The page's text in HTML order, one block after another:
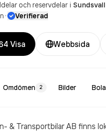
och reservdelar i Sundsvall
· Verifierad
Visa Webbsida
Omdömen 2 Bilder
& Transportbilar AB finns